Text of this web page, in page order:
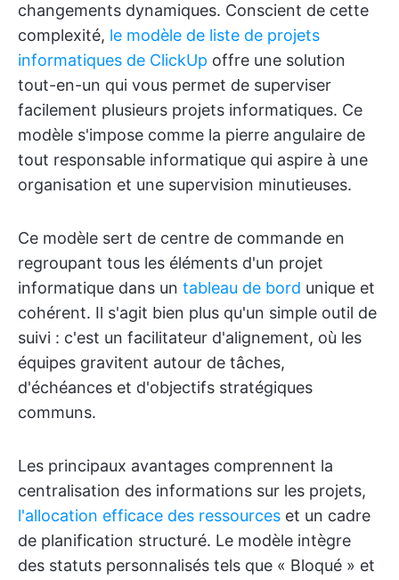
changements dynamiques. Conscient de cette
complexité, le modèle de liste de projets
informatiques de ClickUp offre une solution
tout-en-un qui vous permet de superviser
facilement plusieurs projets informatiques. Ce
modèle s'impose comme la pierre angulaire de
tout responsable informatique qui aspire à une
organisation et une supervision minutieuses.
Ce modèle sert de centre de commande en
regroupant tous les éléments d'un projet
informatique dans un tableau de bord unique et
cohérent. Il s'agit bien plus qu'un simple outil de
suivi : c'est un facilitateur d'alignement, où les
équipes gravitent autour de tâches,
d'échéances et d'objectifs stratégiques
communs.
Les principaux avantages comprennent la
centralisation des informations sur les projets,
l'allocation efficace des ressources et un cadre
de planification structuré. Le modèle intègre
des statuts personnalisés tels que « Bloqué » et